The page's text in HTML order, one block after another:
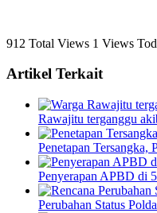
912 Total Views 1 Views
Artikel Terkait
Rawajitu terganggu
Penetapan
Penyerapan APBD di
Perubahan Status